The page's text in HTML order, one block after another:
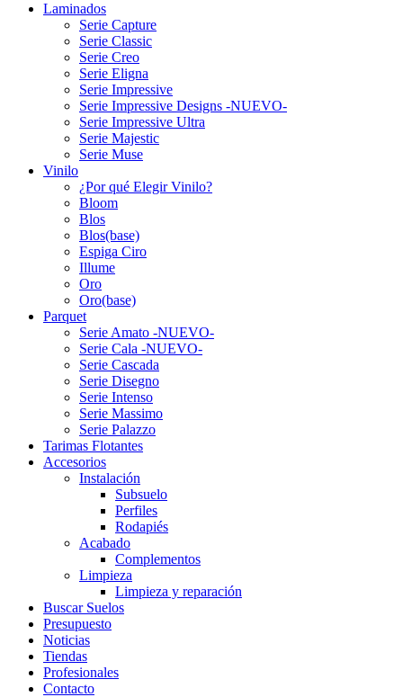
Laminados
Serie Capture
Serie Classic
Serie Creo
Serie Eligna
Serie Impressive
Serie Impressive Designs -NUEVO-
Serie Impressive Ultra
Serie Majestic
Serie Muse
Vinilo
¿Por qué Elegir Vinilo?
Bloom
Blos
Blos(base)
Espiga Ciro
Illume
Oro
Oro(base)
Parquet
Serie Amato -NUEVO-
Serie Cala -NUEVO-
Serie Cascada
Serie Disegno
Serie Intenso
Serie Massimo
Serie Palazzo
Tarimas Flotantes
Accesorios
Instalación
Subsuelo
Perfiles
Rodapiés
Acabado
Complementos
Limpieza
Limpieza y reparación
Buscar Suelos
Presupuesto
Noticias
Tiendas
Profesionales
Contacto